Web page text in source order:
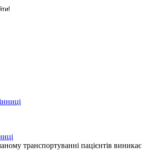
транспортуванні пацієнтів